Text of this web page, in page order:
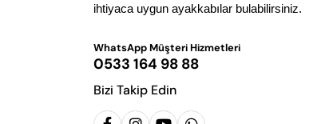
ihtiyaca uygun ayakkabılar bulabilirsiniz.
WhatsApp Müşteri Hizmetleri
0533 164 98 88
Bizi Takip Edin